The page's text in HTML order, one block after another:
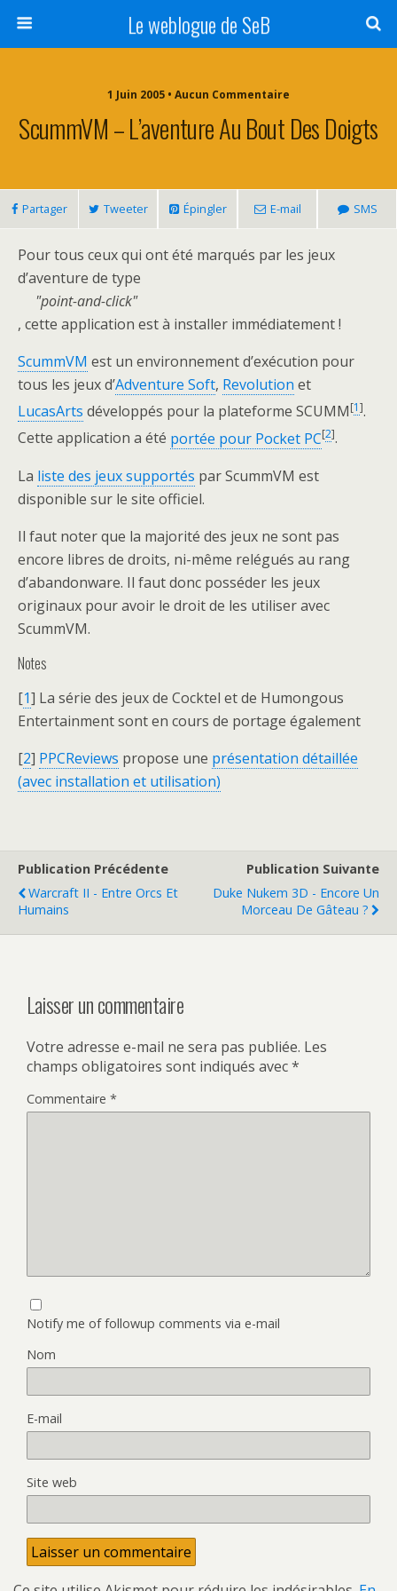
Le weblogue de SeB
1 Juin 2005 • Aucun Commentaire
ScummVM – L’aventure Au Bout Des Doigts
Partager Tweeter Épingler E-mail SMS
Pour tous ceux qui ont été marqués par les jeux
d’aventure de type
point-and-click
, cette application est à installer immédiatement !
ScummVM est un environnement d’exécution pour
tous les jeux d’Adventure Soft, Revolution et
LucasArts développés pour la plateforme SCUMM[1].
Cette application a été portée pour Pocket PC[2].
La liste des jeux supportés par ScummVM est
disponible sur le site officiel.
Il faut noter que la majorité des jeux ne sont pas
encore libres de droits, ni-même relégués au rang
d’abandonware. Il faut donc posséder les jeux
originaux pour avoir le droit de les utiliser avec
ScummVM.
Notes
[1] La série des jeux de Cocktel et de Humongous
Entertainment sont en cours de portage également
[2] PPCReviews propose une présentation détaillée
(avec installation et utilisation)
Publication Précédente
Warcraft II - Entre Orcs Et
Humains
Publication Suivante
Duke Nukem 3D - Encore Un
Morceau De Gâteau ?
Laisser un commentaire
Votre adresse e-mail ne sera pas publiée. Les
champs obligatoires sont indiqués avec*
Commentaire *
Notify me of followup comments via e-mail
Nom
E-mail
Site web